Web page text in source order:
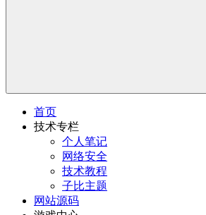
首页
技术专栏
个人笔记
网络安全
技术教程
子比主题
网站源码